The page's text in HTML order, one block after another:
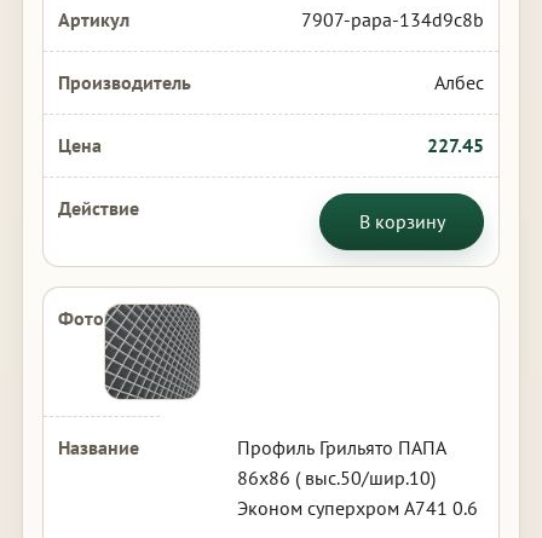
7907-papa-134d9c8b
Албес
227.45
В корзину
Профиль Грильято ПАПА
86х86 ( выс.50/шир.10)
Эконом суперхром А741 0.6